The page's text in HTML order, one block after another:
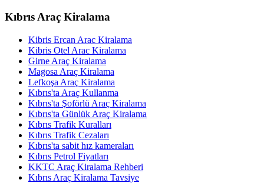
Kıbrıs Araç Kiralama
Kibris Ercan Arac Kiralama
Kibris Otel Arac Kiralama
Girne Araç Kiralama
Magosa Araç Kiralama
Lefkoşa Araç Kiralama
Kıbrıs'ta Araç Kullanma
Kıbrıs'ta Şoförlü Araç Kiralama
Kıbrıs'ta Günlük Araç Kiralama
Kıbrıs Trafik Kuralları
Kıbrıs Trafik Cezaları
Kıbrıs'ta sabit hız kameraları
Kıbrıs Petrol Fiyatları
KKTC Araç Kiralama Rehberi
Kıbrıs Araç Kiralama Tavsiye